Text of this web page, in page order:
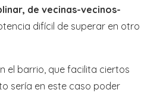
de vecinas-vecinos-
difícil de superar en otro
el barrio, que facilita ciertos
sería en este caso poder